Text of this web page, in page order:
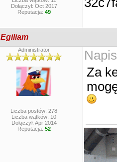
Dołączył: Oct 2017
Reputacja: 49
Egiliam
Administrator
Liczba postów: 278
Liczba wątków: 10
Dołączył: Apr 2014
Reputacja: 52
Za